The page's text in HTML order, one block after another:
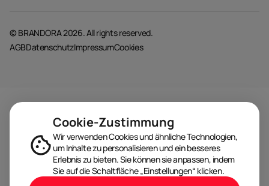
© BRANDORA 2026. All rights reserved.
AGBDatenschutzImpressumCookies
Cookie-Zustimmung
Wir verwenden Cookies und ähnliche Technologien,
um Inhalte zu personalisieren und ein besseres
Erlebnis zu bieten. Sie können sie anpassen, indem
Sie auf die Schaltfläche „Einstellungen“ klicken.